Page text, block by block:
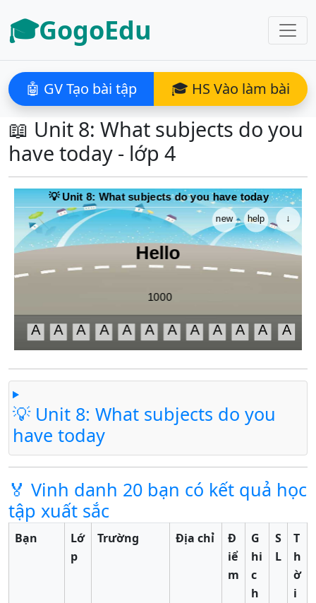
🎓GogoEdu
🤖 GV Tạo bài tập 🎓 HS Vào làm bài
📖 Unit 8: What subjects do you
have today - lớp 4
💡 Unit 8: What subjects do you
have today
🏅 Vinh danh 20 bạn có kết quả học
tập xuất sắc
Bạn
Lớ
p
Trường Địa chỉ
Đ
iể
m
G
hi
c
h
S
L
T
h
ờ
i